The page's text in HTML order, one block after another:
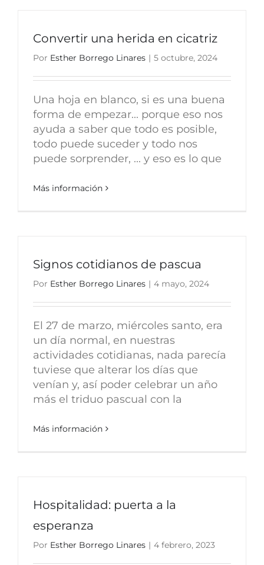
Convertir una herida en cicatriz
Por Esther Borrego Linares | 5 octubre, 2024
Una hoja en blanco, si es una buena
forma de empezar... porque eso nos
ayuda a saber que todo es posible,
todo puede suceder y todo nos
puede sorprender, ... y eso es lo que
Más información
Signos cotidianos de pascua
Por Esther Borrego Linares | 4 mayo, 2024
El 27 de marzo, miércoles santo, era
un día normal, en nuestras
actividades cotidianas, nada parecía
tuviese que alterar los días que
venían y, así poder celebrar un año
más el triduo pascual con la
Más información
Hospitalidad: puerta a la
esperanza
Por Esther Borrego Linares | 4 febrero, 2023